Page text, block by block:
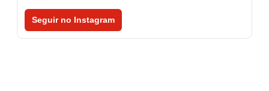
Seguir no Instagram